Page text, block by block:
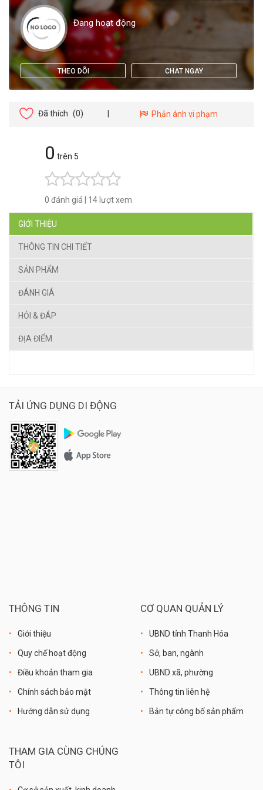
Đang hoạt động
THEO DÕI CHAT NGAY
Đã thích (0) Phản ánh vi phạm
0 trên 5
0 đánh giá 14 lượt xem
GIỚI THIỆU
THÔNG TIN CHI TIẾT
SẢN PHẨM
ĐÁNH GIÁ
HỎI & ĐÁP
ĐỊA ĐIỂM
TẢI ỨNG DỤNG DI ĐỘNG
THÔNG TIN
Giới thiệu
Quy chế hoạt động
Điều khoản tham gia
Chính sách bảo mật
Hướng dẫn sử dụng
CƠ QUAN QUẢN LÝ
UBND tỉnh Thanh Hóa
Sở, ban, ngành
UBND xã, phường
Thông tin liên hệ
Bản tự công bố sản phẩm
THAM GIA CÙNG CHÚNG
TÔI